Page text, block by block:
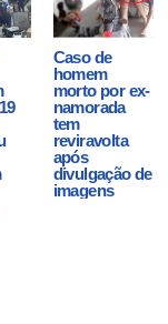
Caso de
homem
morto por ex-
namorada
tem
reviravolta
após
divulgação de
imagens